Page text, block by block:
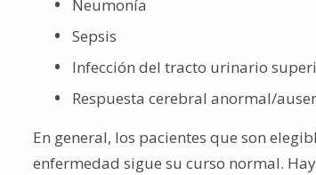
Neumonía
Sepsis
Infección del tracto urinario
Respuesta cerebral anormal/
En general, los pacientes que son
enfermedad sigue su curso normal.